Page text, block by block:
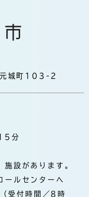
城町103-2
分
設があります。
ールセンターへ
付時間／8時